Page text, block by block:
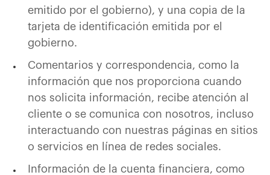
emitido por el gobierno), y una copia de la
tarjeta de identificación emitida por el
gobierno.
Comentarios y correspondencia, como la
información que nos proporciona cuando
nos solicita información, recibe atención al
cliente o se comunica con nosotros, incluso
interactuando con nuestras páginas en sitios
o servicios en línea de redes sociales.
Información de la cuenta financiera, como